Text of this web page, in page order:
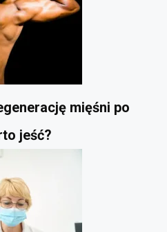
mięśni po
jeść?